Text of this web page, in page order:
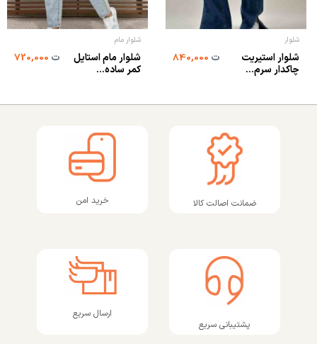
شلوار
شلوار استیریت
چاکدار سرم...
ت840,000
شلوار مام
شلوار مام استایل
کمر ساده...
ت720,000
ضمانت اصالت کالا خرید امن
پشتیبانی سریع
ارسال سریع